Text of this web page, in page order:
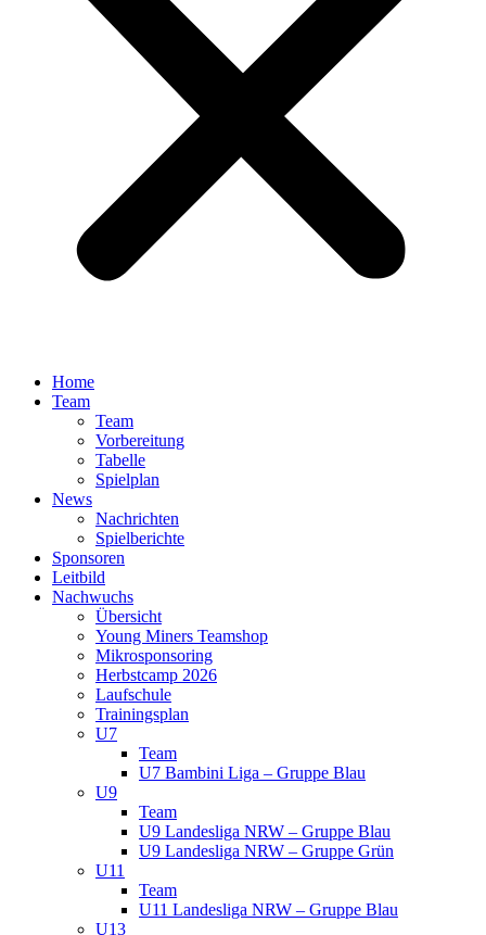
Home
Team
Team
Vorbereitung
Tabelle
Spielplan
News
Nachrichten
Spielberichte
Sponsoren
Leitbild
Nachwuchs
Übersicht
Young Miners Teamshop
Mikrosponsoring
Herbstcamp 2026
Laufschule
Trainingsplan
U7
Team
U7 Bambini Liga – Gruppe Blau
U9
Team
U9 Landesliga NRW – Gruppe Blau
U9 Landesliga NRW – Gruppe Grün
U11
Team
U11 Landesliga NRW – Gruppe Blau
U13